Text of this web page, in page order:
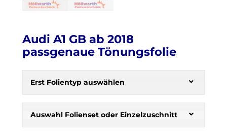
Audi A1 GB ab 2018
passgenaue Tönungsfolie
Erst Folientyp auswählen
Auswahl Folienset oder Einzelzuschnitt